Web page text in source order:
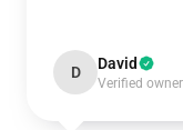
D David
Verified owner